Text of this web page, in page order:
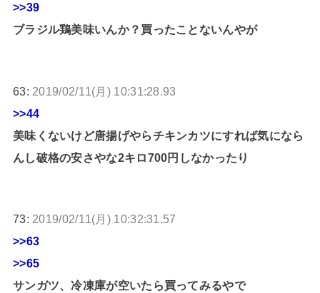
>>39
ブラジル鶏美味いんか？買ったことないんやが
63: 2019/02/11(月) 10:31:28.93
>>44
美味くないけど唐揚げやらチキンカツにすれば気になら
んし破格の安さやな2キロ700円しなかったり
73: 2019/02/11(月) 10:32:31.57
>>63
>>65
サンガツ、冷凍庫が空いたら買ってみるやで